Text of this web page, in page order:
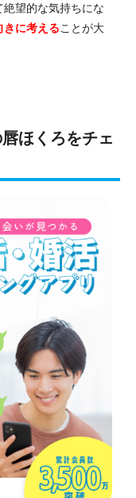
望的な気持ちにな
きに考えることが大
ほくろをチェ